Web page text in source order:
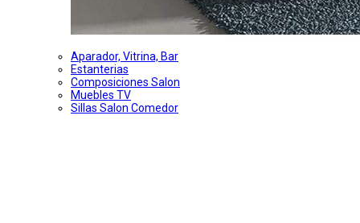
Aparador, Vitrina, Bar
Estanterias
Composiciones Salon
Muebles TV
Sillas Salon Comedor